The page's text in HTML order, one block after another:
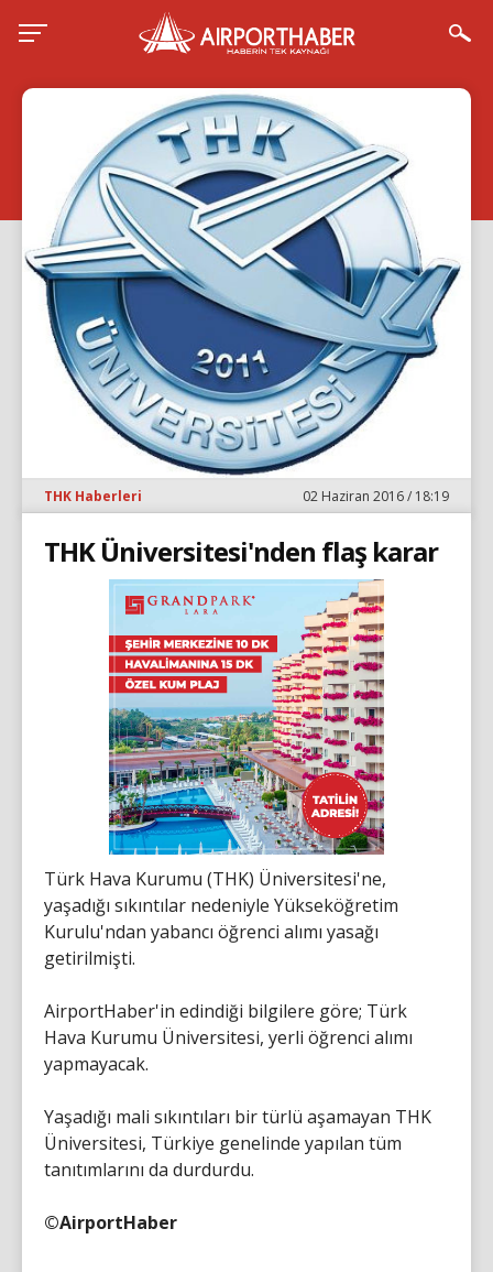
THK Haberleri 02 Haziran 2016 / 18:19
THK Üniversitesi'nden flaş karar
Türk Hava Kurumu (THK) Üniversitesi'ne,
yaşadığı sıkıntılar nedeniyle Yükseköğretim
Kurulu'ndan yabancı öğrenci alımı yasağı
getirilmişti.
AirportHaber'in edindiği bilgilere göre; Türk
Hava Kurumu Üniversitesi, yerli öğrenci alımı
yapmayacak.
Yaşadığı mali sıkıntıları bir türlü aşamayan THK
Üniversitesi, Türkiye genelinde yapılan tüm
tanıtımlarını da durdurdu.
©AirportHaber